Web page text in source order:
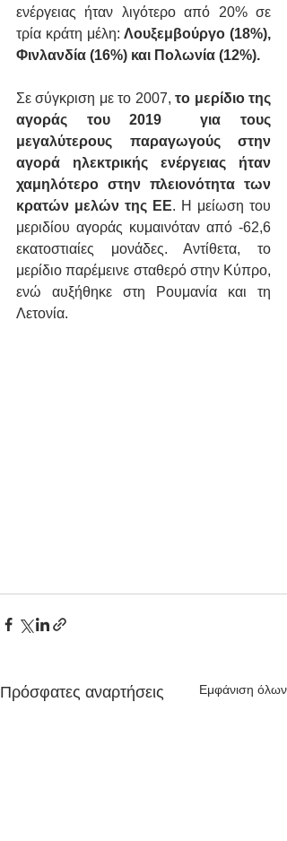
ενέργειας ήταν λιγότερο από 20% σε
τρία κράτη μέλη: Λουξεμβούργο (18%),
Φινλανδία (16%) και Πολωνία (12%).
Σε σύγκριση με το 2007, το μερίδιο της
αγοράς του 2019  για τους
μεγαλύτερους παραγωγούς στην
αγορά ηλεκτρικής ενέργειας ήταν
χαμηλότερο στην πλειονότητα των
κρατών μελών της ΕΕ. Η μείωση του
μεριδίου αγοράς κυμαινόταν από -62,6
εκατοστιαίες μονάδες. Αντίθετα, το
μερίδιο παρέμεινε σταθερό στην Κύπρο,
ενώ αυξήθηκε στη Ρουμανία και τη
Λετονία.
Πρόσφατες αναρτήσεις Εμφάνιση όλων